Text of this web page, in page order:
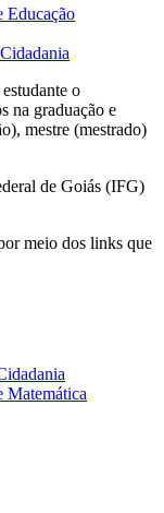
Educação
o
na graduação e
mestre (mestrado)
de Goiás (IFG)
meio dos links que
Matemática